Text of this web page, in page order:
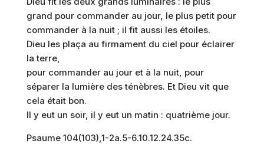
grand pour commander au jour, le plus petit pour
commander à la nuit ; il fit aussi les étoiles.
Dieu les plaça au firmament du ciel pour éclairer
la terre,
pour commander au jour et à la nuit, pour
séparer la lumière des ténèbres. Et Dieu vit que
cela était bon.
Il y eut un soir, il y eut un matin : quatrième jour.
Psaume 104(103),1-2a.5-6.10.12.24.35c.